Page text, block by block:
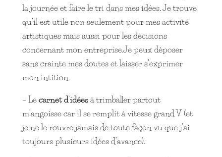
la journée et faire le tri dans mes idées. Je trouve
qu’il est utile non seulement pour mes activité
artistiques mais aussi pour les décisions
concernant mon entreprise.Je peux déposer
sans crainte mes doutes et laisser s’exprimer
mon intition.
– Lecarnet d’idéesà trimballer partout
m’angoisse car il se remplit à vitesse grand V (et
je ne le rouvre jamais de toute façon vu que j’ai
toujours plusieurs idées d’avance).